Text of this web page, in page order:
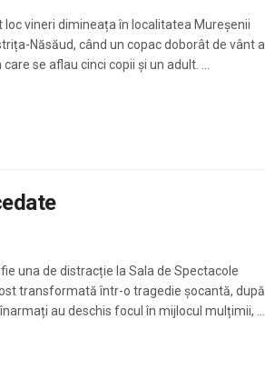
loc vineri dimineața în localitatea Mureșenii
Năsăud, când un copac doborât de vânt a
se aflau cinci copii și un adult. ...
una de distracție la Sala de Spectacole
transformată într-o tragedie șocantă, după
au deschis focul în mijlocul mulțimii, ...